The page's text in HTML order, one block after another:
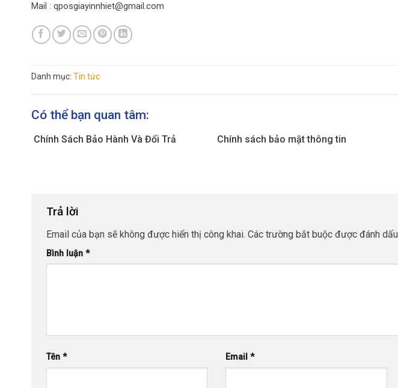
Mail : qposgiayinnhiet@gmail.com
Danh mục: Tin tức
Có thể bạn quan tâm:
Chính Sách Bảo Hành Và Đổi Trả Chính sách bảo mật thông tin
Trả lời
Email của bạn sẽ không được hiển thị công khai. Các trường bắt buộc được đánh dấu
Bình luận *
Tên * Email*